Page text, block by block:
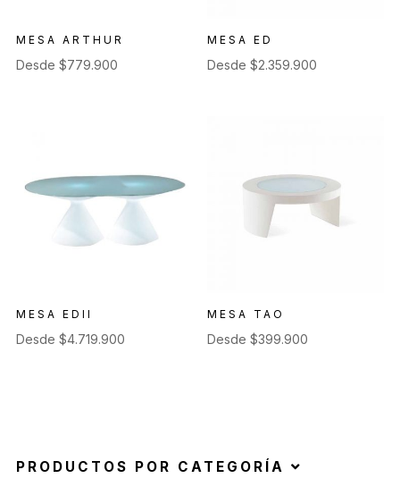
MESA ARTHUR
Desde $779.900
MESA ED
Desde$2.359.900
MESA EDII
Desde $4.719.900
MESA TAO
Desde$399.900
PRODUCTOS POR CATEGORÍA